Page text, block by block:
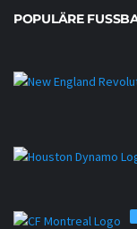
POPULÄRE